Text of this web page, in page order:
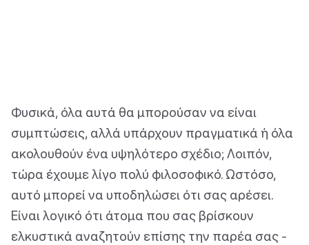
Φυσικά, όλα αυτά θα μπορούσαν να είναι
συμπτώσεις, αλλά υπάρχουν πραγματικά ή όλα
ακολουθούν ένα υψηλότερο σχέδιο; Λοιπόν,
τώρα έχουμε λίγο πολύ φιλοσοφικό. Ωστόσο,
αυτό μπορεί να υποδηλώσει ότι σας αρέσει.
Είναι λογικό ότι άτομα που σας βρίσκουν
ελκυστικά αναζητούν επίσης την παρέα σας -